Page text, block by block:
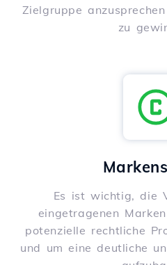
Zielgruppe
zu
Es ist wichtig, die
eingetragenen
potenzielle rechtliche
und um eine deutliche